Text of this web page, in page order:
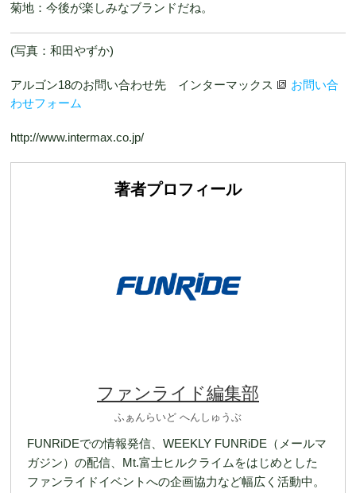
菊地：今後が楽しみなブランドだね。
(写真：和田やずか)
アルゴン18のお問い合わせ先 インターマックス
お問い合
わせフォーム
http://www.intermax.co.jp/
著者プロフィール
ファンライド編集部
ふぁんらいど へんしゅうぶ
FUNRiDEでの情報発信、WEEKLY FUNRiDE（メールマ
ガジン）の配信、Mt.富士ヒルクライムをはじめとした
ファンライドイベントへの企画協力など幅広く活動中。